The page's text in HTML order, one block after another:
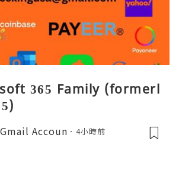
365 Family (formerl
Accoun 4小時前